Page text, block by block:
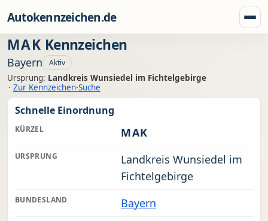
Autokennzeichen.de
MAK Kennzeichen
Bayern Aktiv
Ursprung: Landkreis Wunsiedel im Fichtelgebirge
· Zur Kennzeichen-Suche
Schnelle Einordnung
KÜRZEL MAK
URSPRUNG
Landkreis Wunsiedel im
Fichtelgebirge
BUNDESLAND Bayern